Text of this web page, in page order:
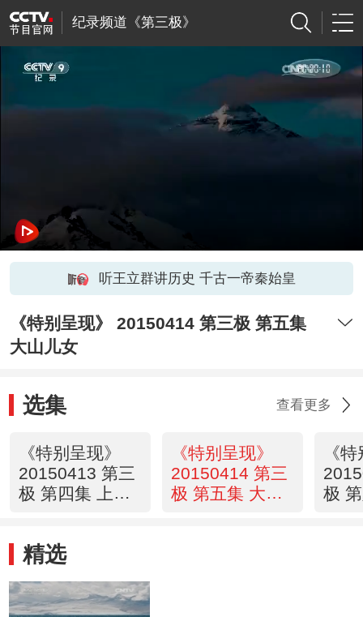
纪录频道《第三极》
听王立群讲历史 千古一帝秦始皇
《特别呈现》 20150414 第三极 第五集
大山儿女
选集 查看更多
《特别呈现》
20150413 第三
极 第四集 上善
《特别呈现》
20150414 第三
极 第五集 大山
《
极
精选